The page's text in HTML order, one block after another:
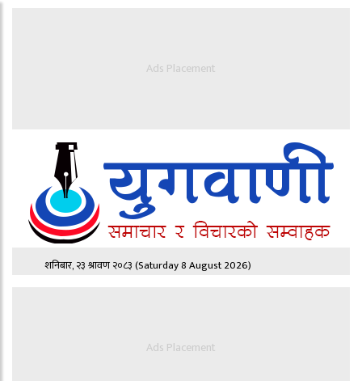
Ads Placement
शनिबार, २३ श्रावण २०८३(Saturday 8 August 2026)
Ads Placement